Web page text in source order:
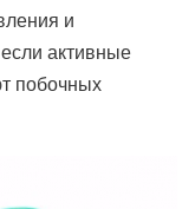
и
активные
побочных